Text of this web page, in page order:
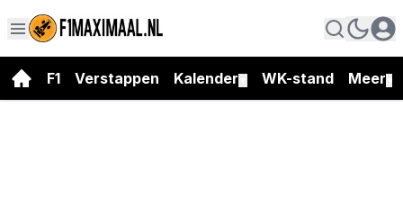
F1 Verstappen Kalender WK-stand Meer